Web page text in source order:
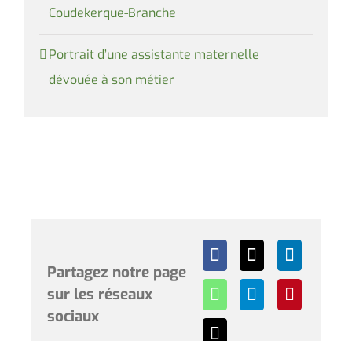
Coudekerque-Branche
Portrait d’une assistante maternelle
dévouée à son métier
Partagez notre page
sur les réseaux
sociaux